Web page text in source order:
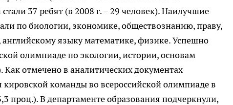
37 ребят (в 2008 г. – 29 человек). Наилучшие
по биологии, экономике, обществознанию, праву,
английскому языку математике, физике. Успешно
олимпиаде по экологии, истории, основам
отмечено в аналитических документах
кировской команды во всероссийской олимпиаде в
проц.). В департаменте образования подчеркнули,